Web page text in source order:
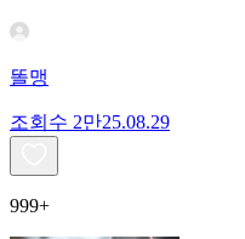
똘맹
조회수 2만25.08.29
999+